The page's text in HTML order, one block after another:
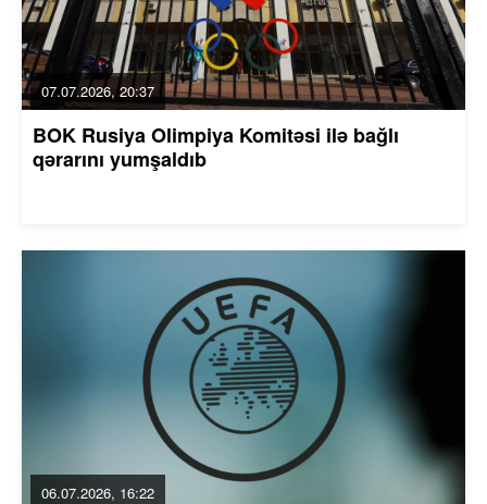
07.07.2026, 20:37
BOK Rusiya Olimpiya Komitəsi ilə bağlı
qərarını yumşaldıb
06.07.2026, 16:22